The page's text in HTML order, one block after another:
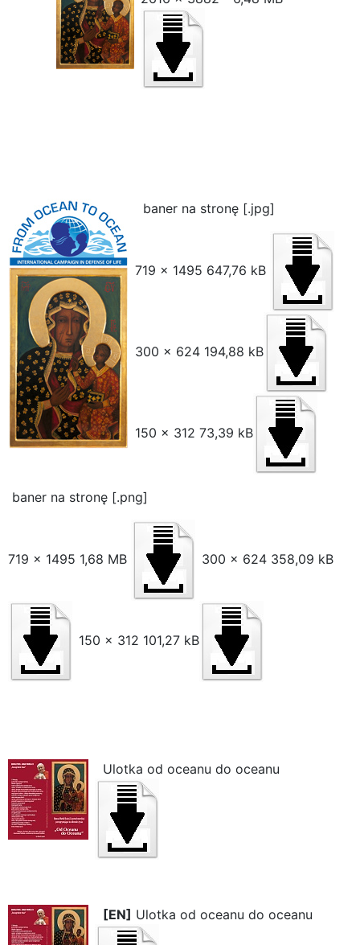
baner na stronę [.jpg]
719 x 1495 647,76 kB
300 x 624 194,88 kB
150 x 312 73,39 kB
baner na stronę [.png]
719 x 1495 1,68 MB 300 x 624 358,09 kB
150 x 312 101,27 kB
Ulotka od oceanu do oceanu
[EN] Ulotka od oceanu do oceanu